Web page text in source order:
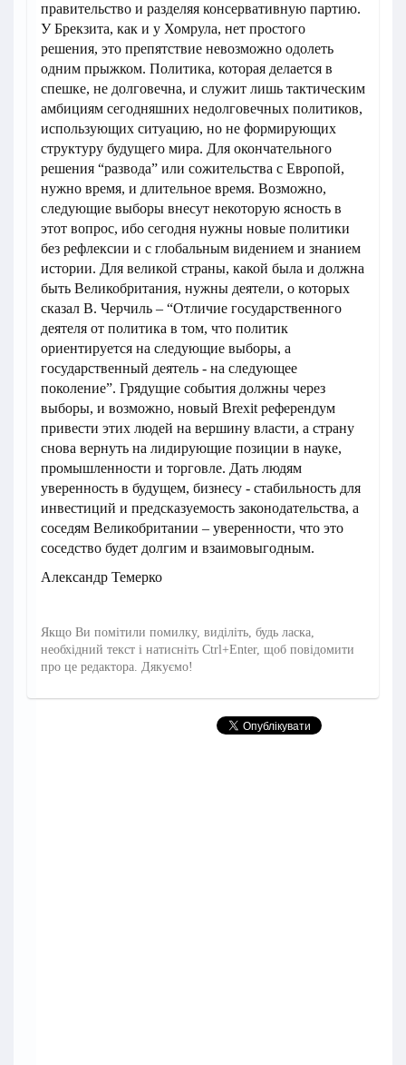
правительство и разделяя консервативную партию.
У Брекзита, как и у Хомрула, нет простого
решения, это препятствие невозможно одолеть
одним прыжком. Политика, которая делается в
спешке, не долговечна, и служит лишь тактическим
амбициям сегодняшних недолговечных политиков,
использующих ситуацию, но не формирующих
структуру будущего мира. Для окончательного
решения “развода” или сожительства с Европой,
нужно время, и длительное время. Возможно,
следующие выборы внесут некоторую ясность в
этот вопрос, ибо сегодня нужны новые политики
без рефлексии и с глобальным видением и знанием
истории. Для великой страны, какой была и должна
быть Великобритания, нужны деятели, о которых
сказал В. Черчиль – “Отличие государственного
деятеля от политика в том, что политик
ориентируется на следующие выборы, а
государственный деятель - на следующее
поколение”. Грядущие события должны через
выборы, и возможно, новый Brexit референдум
привести этих людей на вершину власти, а страну
снова вернуть на лидирующие позиции в науке,
промышленности и торговле. Дать людям
уверенность в будущем, бизнесу - стабильность для
инвестиций и предсказуемость законодательства, а
соседям Великобритании – уверенности, что это
соседство будет долгим и взаимовыгодным.
Александр Темерко
Якщо Ви помітили помилку, виділіть, будь ласка,
необхідний текст і натисніть Ctrl+Enter, щоб повідомити
про це редактора. Дякуємо!